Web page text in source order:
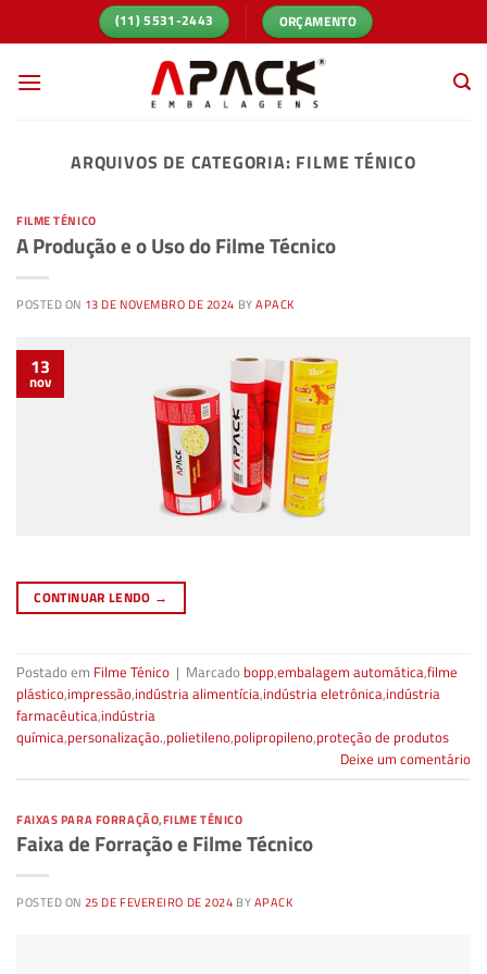
to
(11) 5531-2443 ORÇAMENTO
ARQUIVOS DE CATEGORIA: FILME TÉNICO
FILME TÉNICO
A Produção e o Uso do Filme Técnico
POSTED ON 13 DE NOVEMBRO DE 2024 BYAPACK
13
nov
CONTINUAR LENDO →
Postado em Filme Ténico | Marcado bopp,embalagem automática,filme
plástico,impressão,indústria alimentícia,indústria eletrônica,indústria
farmacêutica,indústria
química,personalização.,polietileno,polipropileno,proteção de produtos
Deixe um comentário
FAIXAS PARA FORRAÇÃO,FILME TÉNICO
Faixa de Forração e Filme Técnico
POSTED ON 25 DE FEVEREIRO DE 2024 BYAPACK